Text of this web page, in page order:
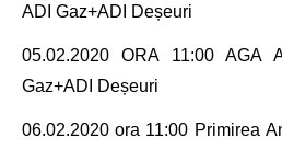
ADI Gaz+ADI Deșeuri
05.02.2020 ORA 11:00 AGA
Gaz+ADI Deșeuri
06.02.2020 ora 11:00 Primirea